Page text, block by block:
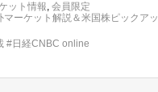
ット情報, 会員限定
マーケット解説＆米国株ピックアッ
#日経CNBC online